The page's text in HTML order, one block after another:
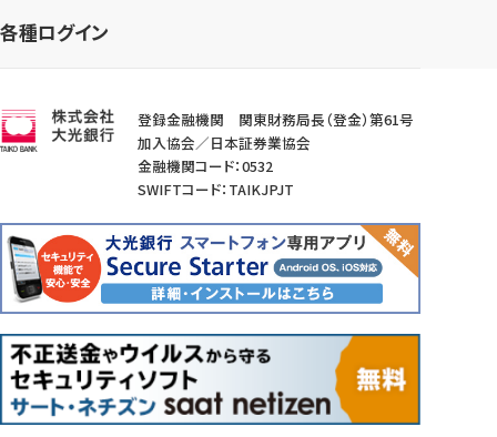
各種ログイン
登録金融機関 関東財務局長（登金）第61号
加入協会／日本証券業協会
金融機関コード：0532
SWIFTコード：TAIKJPJT